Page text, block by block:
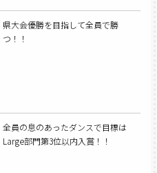
県大会優勝を目指して全員で勝
つ！！
全員の息のあったダンスで目標は
Large部門第3位以内入賞！！